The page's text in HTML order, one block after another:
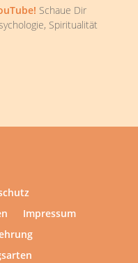
Schaue Dir
Spiritualität
Impressum